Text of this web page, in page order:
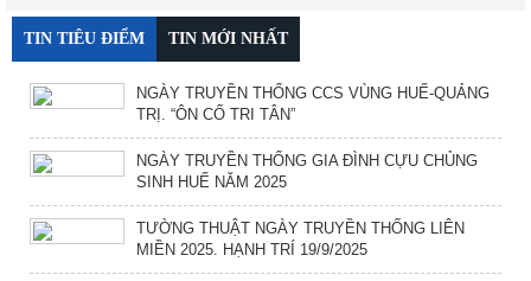
TIN TIÊU ĐIỂM TIN MỚI NHẤT
NGÀY TRUYỀN THỐNG CCS VÙNG HUẾ-QUẢNG
TRỊ. “ÔN CỐ TRI TÂN”
NGÀY TRUYỀN THỐNG GIA ĐÌNH CỰU CHỦNG
SINH HUẾ NĂM 2025
TƯỜNG THUẬT NGÀY TRUYỀN THỐNG LIÊN
MIỀN 2025. HẠNH TRÍ 19/9/2025